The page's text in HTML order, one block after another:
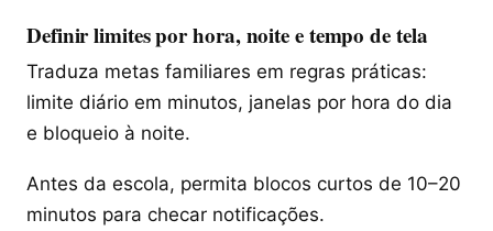
Definir limites por hora, noite e tempo de tela
Traduza metas familiares em regras práticas:
limite diário em minutos, janelas por hora do dia
e bloqueio à noite.
Antes da escola, permita blocos curtos de 10–20
minutos para checar notificações.